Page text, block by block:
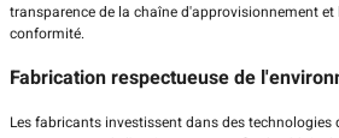
transparence de la chaîne d'approvisionnement
conformité.
Fabrication respectueuse de
Les fabricants investissent dans des